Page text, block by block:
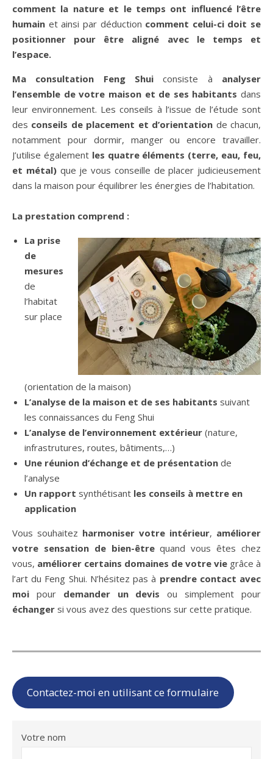
comment la nature et le temps ont influencé l’être
humain et ainsi par déduction comment celui-ci doit se
positionner pour être aligné avec le temps et
l’espace.
Ma consultation Feng Shui consiste à analyser
l’ensemble de votre maison et de ses habitants dans
leur environnement. Les conseils à l’issue de l’étude sont
des conseils de placement et d’orientation de chacun,
notamment pour dormir, manger ou encore travailler.
J’utilise également les quatre éléments (terre, eau, feu,
et métal) que je vous conseille de placer judicieusement
dans la maison pour équilibrer les énergies de l’habitation.
La prestation comprend :
La prise
de
mesures
de
l’habitat
sur place
(orientation de la maison)
L’analyse de la maison et de ses habitants suivant
les connaissances du Feng Shui
L’analyse de l’environnement extérieur (nature,
infrastrutures, routes, bâtiments,…)
Une réunion d’échange et de présentation de
l’analyse
Un rapport synthétisant les conseils à mettre en
application
Vous souhaitez harmoniser votre intérieur, améliorer
votre sensation de bien-êtrequand vous êtes chez
vous, améliorer certains domaines de votre vie grâce à
l’art du Feng Shui. N’hésitez pas à prendre contact avec
moi pour demander un devis ou simplement pour
échanger si vous avez des questions sur cette pratique.
Contactez-moi en utilisant ce formulaire
Votre nom